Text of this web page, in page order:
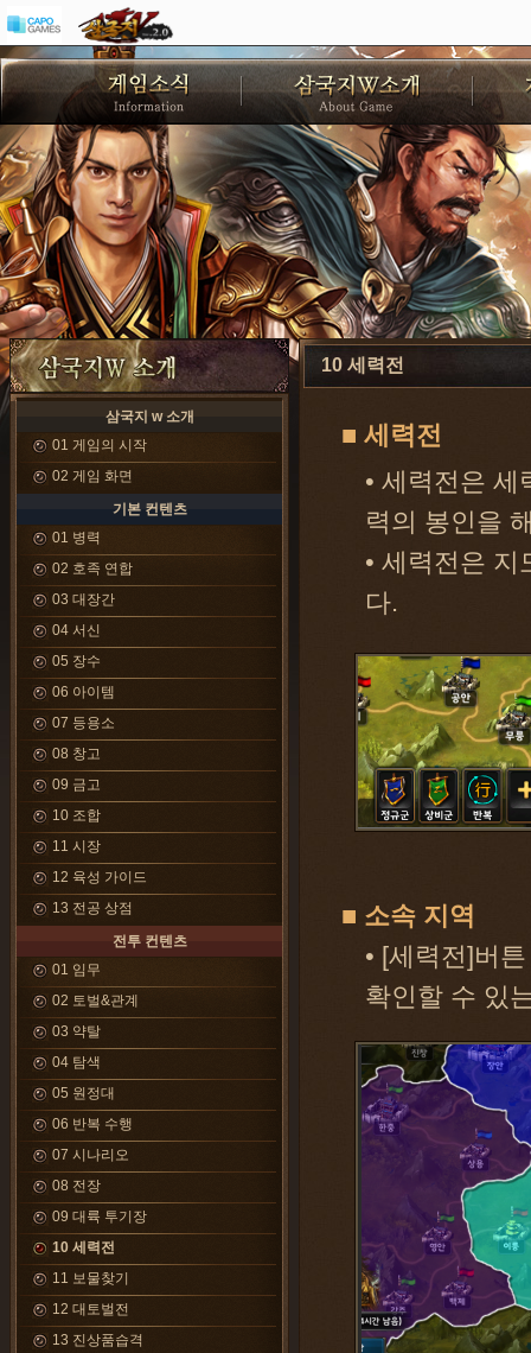
삼국지 w 소개
01 게임의 시작
02 게임 화면
기본 컨텐츠
01 병력
02 호족 연합
03 대장간
04 서신
05 장수
06 아이템
07 등용소
08 창고
09 금고
10 조합
11 시장
12 육성 가이드
13 전공 상점
전투 컨텐츠
01 임무
02 토벌&관계
03 약탈
04 탐색
05 원정대
06 반복 수행
07 시나리오
08 전장
09 대륙 투기장
10 세력전
11 보물찾기
12 대토벌전
13 진상품습격
10 세력전
■ 세력전
• 세력전은
력의 봉인을
• 세력전은
다.
■ 소속 지역
• [세력전]버
확인할 수 있